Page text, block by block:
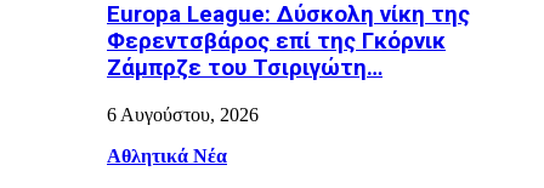
Europa League: Δύσκολη νίκη της
Φερεντσβάρος επί της Γκόρνικ
Ζάμπρζε του Τσιριγώτη…
6 Αυγούστου, 2026
Αθλητικά Νέα